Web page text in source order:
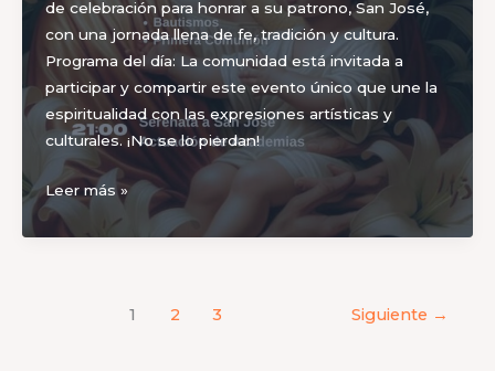
Cristo
de
la
Quebrada
de celebración para honrar a su patrono, San José,
con una jornada llena de fe, tradición y cultura.
Programa del día: La comunidad está invitada a
participar y compartir este evento único que une la
espiritualidad con las expresiones artísticas y
culturales. ¡No se lo pierdan!
Fiestas
Patronales
en
Leer más »
1 2 3 Siguiente →